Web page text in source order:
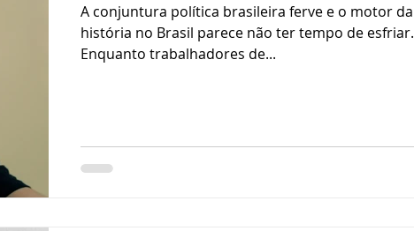
A conjuntura política brasileira ferve e o motor da
história no Brasil parece não ter tempo de esfriar.
Enquanto trabalhadores de...